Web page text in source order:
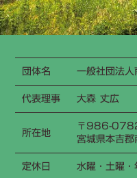
団体名
一般社団法
代表理事
大森 丈広
所在地
〒986-
宮城県本吉
定休日
水曜・土曜